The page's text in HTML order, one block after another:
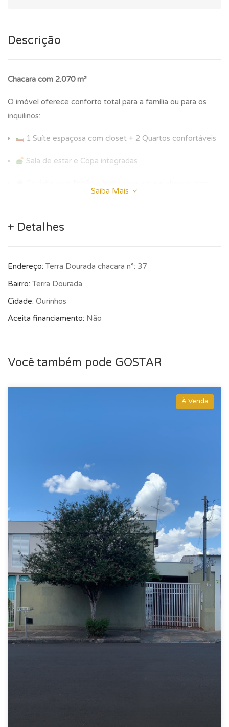
Descrição
Chacara com 2.070 m²
O imóvel oferece conforto total para a família ou para os
inquilinos:
1 Suíte espaçosa com closet + 2 Quartos confortáveis
Sala de estar e Copa integradas
área de serviço
ACEITA TROCA POR CASA DE VALOR MENOR!
(14) 98136-0034
(14) 99783-2331
Saiba Mais
+ Detalhes
Endereço: Terra Dourada chacara n°: 37
Bairro: Terra Dourada
Cidade: Ourinhos
Aceita financiamento: Não
Você também pode GOSTAR
À Venda